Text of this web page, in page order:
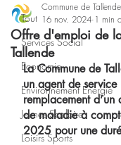
Tout
Services Social
Economie
Environnement Energie
Jeunes Scolaire
Loisirs Sports
Offre d'emploi de
Tallende
Commune de Tallende
16 nov. 2024 1 min
La Commune de
un agent de
remplacement
de maladie à
2025 pour une